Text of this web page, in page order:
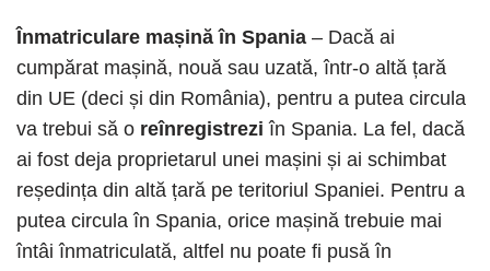
Înmatriculare mașină în Spania – Dacă ai
cumpărat mașină, nouă sau uzată, într-o altă țară
din UE (deci și din România), pentru a putea circula
va trebui să o reînregistrezi în Spania. La fel, dacă
ai fost deja proprietarul unei mașini și ai schimbat
reședința din altă țară pe teritoriul Spaniei. Pentru a
putea circula în Spania, orice mașină trebuie mai
întâi înmatriculată, altfel nu poate fi pusă în